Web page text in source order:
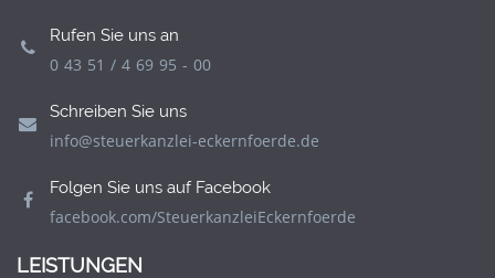
Rufen Sie uns an
0 43 51 / 4 69 95 - 00
Schreiben Sie uns
info@steuerkanzlei-eckernfoerde.de
Folgen Sie uns auf Facebook
facebook.com/SteuerkanzleiEckernfoerde
LEISTUNGEN